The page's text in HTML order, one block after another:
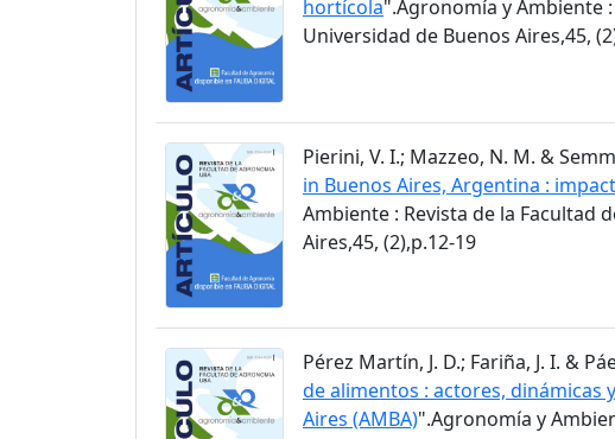
hortícola".Agronomía y Ambiente
Universidad de Buenos Aires,45,
Pierini, V. I.; Mazzeo, N. M. &
in Buenos Aires, Argentina :
Ambiente : Revista de la Facultad
Aires,45, (2),p.12-19
Pérez Martín, J. D.; Fariña, J. I. &
de alimentos : actores, dinámicas
Aires (AMBA)".Agronomía y